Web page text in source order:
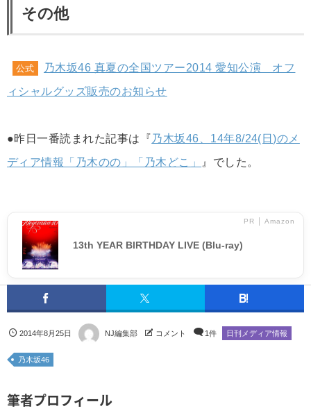
その他
公式
乃木坂46 真夏の全国ツアー2014 愛知公演 オフ
ィシャルグッズ販売のお知らせ
●昨日一番読まれた記事は『乃木坂46、14年8/24(日)のメ
ディア情報「乃木のの」「乃木どこ」
』でした。
PR │ Amazon
13th YEAR BIRTHDAY LIVE (Blu-ray)
2014年8月25日 NJ編集部 コメント 1件 日刊メディア情報
乃木坂46
筆者プロフィール